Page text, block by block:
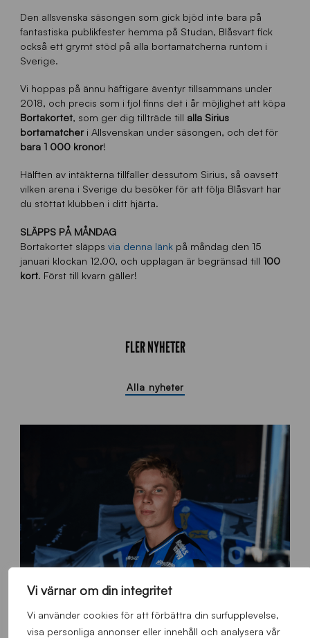
Vi värnar om din integritet
Vi använder cookies för att förbättra din surfupplevelse,
visa personliga annonser eller innehåll och analysera vår
Den allsvenska säsongen som gick bjöd inte bara på
fantastiska publikfester hemma på Studan, Blåsvart fick
också ett grymt stöd på alla bortamatcherna runtom i
Sverige.
Vi hoppas på ännu häftigare äventyr tillsammans under
2018, och precis som i fjol finns det i år möjlighet att köpa
Bortakortet, som ger dig tillträde till alla Sirius
bortamatcheri Allsvenskan under säsongen, och det för
bara 1 000 kronor!
Hälften av intäkterna tillfaller dessutom Sirius, så oavsett
vilken arena i Sverige du besöker för att följa Blåsvart har
du stöttat klubben i ditt hjärta.
SLÄPPS PÅ MÅNDAG
Bortakortet släpps via denna länkpå måndag den 15
januari klockan 12.00, och upplagan är begränsad till 100
kort. Först till kvarn gäller!
FLER NYHETER
Alla nyheter